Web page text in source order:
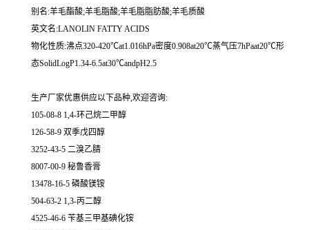
别名:羊毛酯酸;羊毛脂酸;羊毛脂脂肪酸;羊毛质酸
英文名:LANOLIN FATTY ACIDS
物化性质:沸点320-420℃at1.016hPa密度0.908at20℃蒸气压7hPaat20℃形
态SolidLogP1.34-6.5at30℃andpH2.5
生产厂家优惠供应以下品种,欢迎咨询:
105-08-8 1,4-环己烷二甲醇
126-58-9 双季戊四醇
3252-43-5 二溴乙腈
8007-00-9 秘鲁香膏
13478-16-5 磷酸镁铵
504-63-2 1,3-丙二醇
4525-46-6 苄基三甲基碘化铵